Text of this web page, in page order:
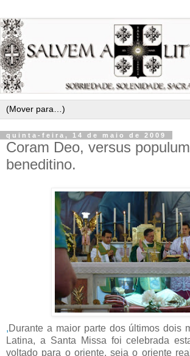
quinta-feira, 14 de maio de 2009
Coram Deo, versus
beneditino.
,Durante a maior parte dos últimos dois
Latina, a Santa Missa foi celebrada
voltado para o oriente, seja o oriente